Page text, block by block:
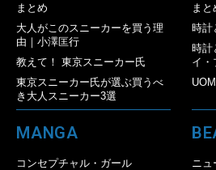
まとめ
大人がこのスニーカーを買う理
由｜小澤匡行
教えて！ 東京スニーカー氏
東京スニーカー氏が選ぶ買うべ
き大人スニーカー3選
まと
時計
時計
イ・
MANGA
コンセプチャル・ガール
ニュ